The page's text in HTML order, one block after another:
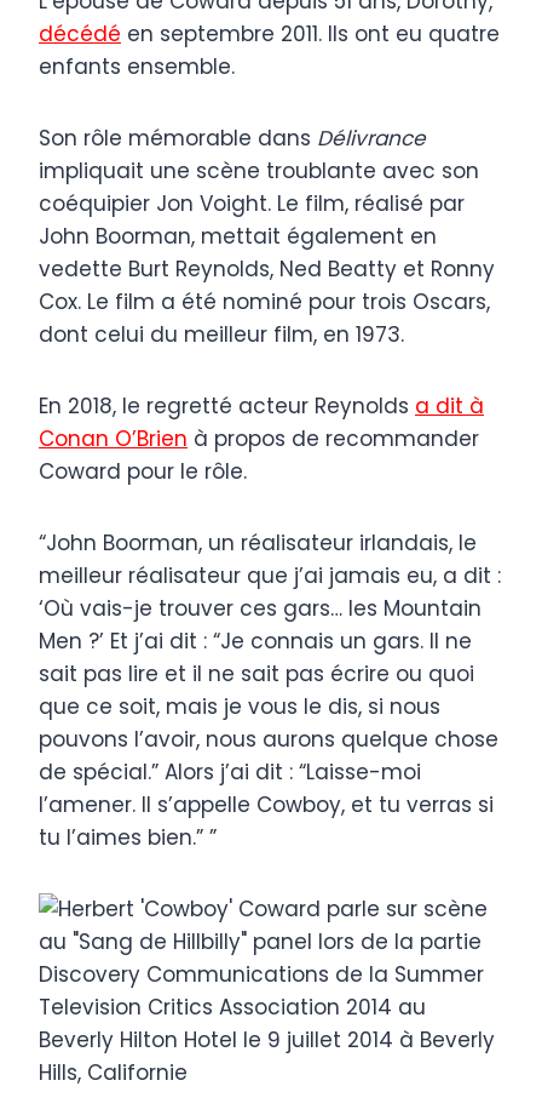
décédé en septembre 2011. Ils ont eu quatre
enfants ensemble.
Son rôle mémorable dans Délivrance
impliquait une scène troublante avec son
coéquipier Jon Voight. Le film, réalisé par
John Boorman, mettait également en
vedette Burt Reynolds, Ned Beatty et Ronny
Cox. Le film a été nominé pour trois Oscars,
dont celui du meilleur film, en 1973.
En 2018, le regretté acteur Reynolds a dit à
Conan O’Brien à propos de recommander
Coward pour le rôle.
“John Boorman, un réalisateur irlandais, le
meilleur réalisateur que j’ai jamais eu, a dit :
‘Où vais-je trouver ces gars… les Mountain
Men ?’ Et j’ai dit : “Je connais un gars. Il ne
sait pas lire et il ne sait pas écrire ou quoi
que ce soit, mais je vous le dis, si nous
pouvons l’avoir, nous aurons quelque chose
de spécial.” Alors j’ai dit : “Laisse-moi
l’amener. Il s’appelle Cowboy, et tu verras si
tu l’aimes bien.” ”